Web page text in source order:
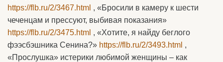
https://flb.ru/2/3467.html , «Бросили в камеру к шести
чеченцам и прессуют, выбивая показания»
https://flb.ru/2/3475.html , «Хотите, я найду беглого
фээсбэшника Сенина?» https://flb.ru/2/3493.html ,
«Прослушка» истерики любимой женщины – как